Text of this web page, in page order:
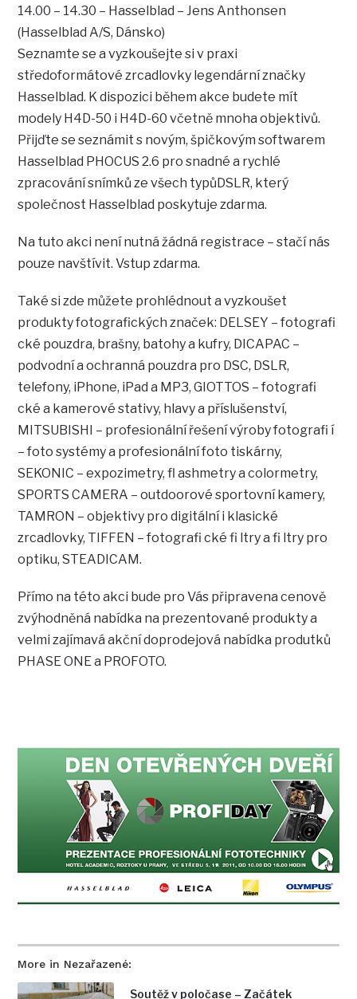
More in Nezařazené:
Soutěž v poločase – Začátek
14.00 – 14.30 – Hasselblad – Jens Anthonsen
(Hasselblad A/S, Dánsko)
Seznamte se a vyzkoušejte si v praxi
středoformátové zrcadlovky legendární značky
Hasselblad. K dispozici během akce budete mít
modely H4D-50 i H4D-60 včetně mnoha objektivů.
Přijďte se seznámit s novým, špičkovým softwarem
Hasselblad PHOCUS 2.6 pro snadné a rychlé
zpracování snímků ze všech typůDSLR, který
společnost Hasselblad poskytuje zdarma.
Na tuto akci není nutná žádná registrace – stačí nás
pouze navštívit. Vstup zdarma.
Také si zde můžete prohlédnout a vyzkoušet
produkty fotografických značek: DELSEY – fotografi
cké pouzdra, brašny, batohy a kufry, DICAPAC –
podvodní a ochranná pouzdra pro DSC, DSLR,
telefony, iPhone, iPad a MP3, GIOTTOS – fotografi
cké a kamerové stativy, hlavy a příslušenství,
MITSUBISHI – profesionální řešení výroby fotografi í
– foto systémy a profesionální foto tiskárny,
SEKONIC – expozimetry, fl ashmetry a colormetry,
SPORTS CAMERA – outdoorové sportovní kamery,
TAMRON – objektivy pro digitální i klasické
zrcadlovky, TIFFEN – fotografi cké fi ltry a fi ltry pro
optiku, STEADICAM.
Přímo na této akci bude pro Vás připravena cenově
zvýhodněná nabídka na prezentované produkty a
velmi zajímavá akční doprodejová nabídka produtků
PHASE ONE a PROFOTO.